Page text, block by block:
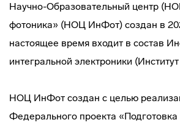
Научно-Образовательный центр
фотоника» (НОЦ ИнФот) создан в
настоящее время входит в состав
интегральной электроники
НОЦ ИнФот создан с целью
Федерального проекта